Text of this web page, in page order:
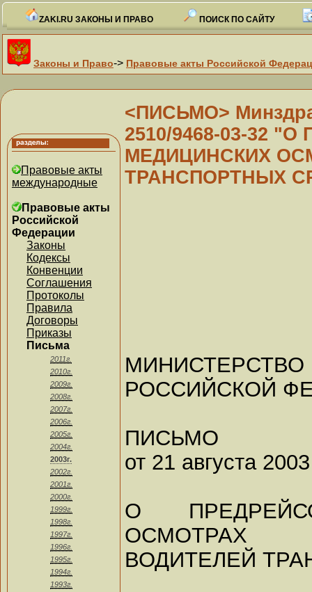
ZAKI.RU ЗАКОНЫ И ПРАВО ПОИСК ПО САЙТУ
Законы и Право-> Правовые акты Российской
Правовые акты
международные
Правовые акты
Российской
Федерации
Законы
Кодексы
Конвенции
Соглашения
Протоколы
Правила
Договоры
Приказы
Письма
2011г.
2010г.
2009г.
2008г.
2007г.
2006г.
2005г.
2004г.
2003г.
2002г.
2001г.
2000г.
1999г.
1998г.
1997г.
1996г.
1995г.
1994г.
1993г.
<ПИСЬМО>
2510/9468-03-32
МЕДИЦИНСКИХ
ТРАНСПОРТНЫХ
РОССИЙСКОЙ
ПИСЬМО
от 21 августа
О
ОСМОТРАХ
ВОДИТЕЛЕЙ